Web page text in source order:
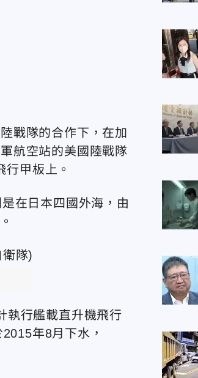
戰隊的合作下，在加
航空站的美國陸戰隊
甲板上。
在日本四國外海，由
執行艦載直升機飛行
年8月下水，